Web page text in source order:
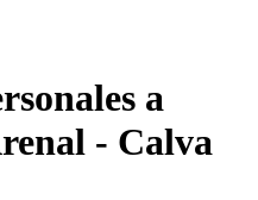
a
- Calva